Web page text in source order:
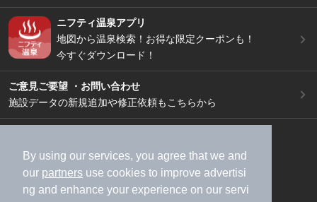
By using our services, you agree that we and
our partners use cookies to improve advertisi
ng and enhance your experience on our servi
ニフティ温泉アプリ
地図から温泉検索！お得な限定クーポンも！
今すぐダウンロード！
ご意見ご要望 ・お問い合わせ
施設データの新規追加や修正依頼もこちらから
加盟店募集（資料請求）
広告出稿のご案内
利用規約
ライフスタイルMEMBERS+規約
特定商取引法に基づく表記
ヘルプ 採用情報